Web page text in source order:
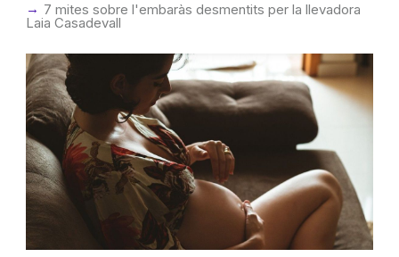
7 mites sobre l'embaràs desmentits per la llevadora
Laia Casadevall